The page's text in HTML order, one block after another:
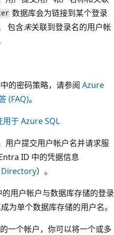
数据库会为链接到某个登录
包含未关联到登录名的用户帐
的密码策略，请参阅 Azure
(FAQ)。
于 Azure SQL
用户提交用户帐户名并请求服
ID 中的凭据信息
）。
用户帐户与数据库存储的登录
为单个数据库存储的用户名。
一个帐户，你可以将一个或多